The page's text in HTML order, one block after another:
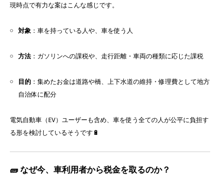
現時点で有力な案はこんな感じです。
対象：車を持っている人や、車を使う人
方法：ガソリンへの課税や、走行距離・車両の種類に応じた課税
目的：集めたお金は道路や橋、上下水道の維持・修理費として地方
自治体に配分
電気自動車（EV）ユーザーも含め、車を使う全ての人が公平に負担す
る形を検討しているそうです🔋
🧱 なぜ今、車利用者から税金を取るのか？